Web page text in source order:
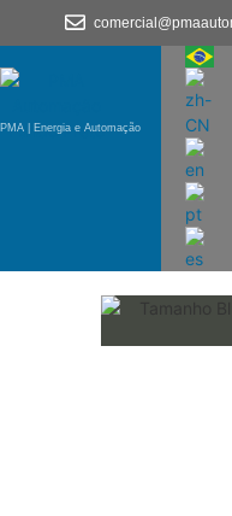
PMA | Energia e Automação